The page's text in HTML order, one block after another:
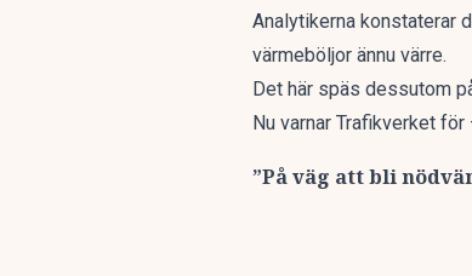
Analytikerna konstaterar
värmeböljor ännu värre.
Det här späs dessutom
Nu varnar Trafikverket för
”På väg att bli